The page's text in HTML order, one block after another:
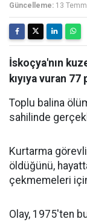
Güncelleme: 13
İskoçya'nın
kıyıya vuran
Toplu balina
sahilinde
Kurtarma
öldüğünü,
çekmemeleri
Olay, 1975'ten